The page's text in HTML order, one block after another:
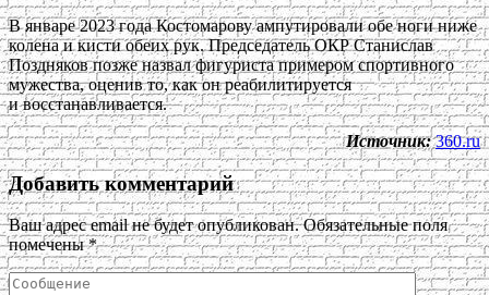
В январе 2023 года Костомарову ампутировали обе ноги ниже
колена и кисти обеих рук. Председатель ОКР Станислав
Поздняков позже назвал фигуриста примером спортивного
мужества, оценив то, как он реабилитируется
и восстанавливается.
Источник: 360.ru
Добавить комментарий
Ваш адрес email не будет опубликован. Обязательные поля
помечены*